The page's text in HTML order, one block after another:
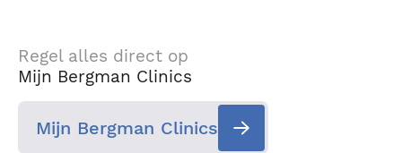
Regel alles direct op
Mijn Bergman Clinics
Mijn Bergman Clinics